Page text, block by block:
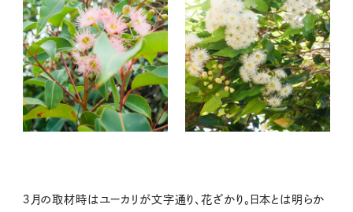
３月の取材時はユーカリが文字通り、花ざかり。日本とは明らか